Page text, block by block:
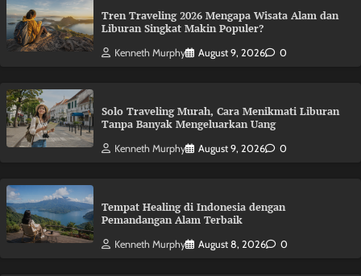
Tren Traveling 2026 Mengapa Wisata Alam dan
Liburan Singkat Makin Populer?
Kenneth Murphy August 9, 2026 0
Solo Traveling Murah, Cara Menikmati Liburan
Tanpa Banyak Mengeluarkan Uang
Kenneth Murphy August 9, 2026 0
Tempat Healing di Indonesia dengan
Pemandangan Alam Terbaik
Kenneth Murphy August 8, 2026 0